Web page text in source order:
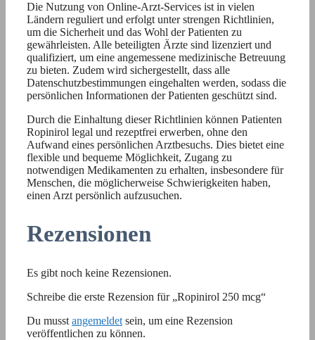
Die Nutzung von Online-Arzt-Services ist in vielen
Ländern reguliert und erfolgt unter strengen Richtlinien,
um die Sicherheit und das Wohl der Patienten zu
gewährleisten. Alle beteiligten Ärzte sind lizenziert und
qualifiziert, um eine angemessene medizinische Betreuung
zu bieten. Zudem wird sichergestellt, dass alle
Datenschutzbestimmungen eingehalten werden, sodass die
persönlichen Informationen der Patienten geschützt sind.
Durch die Einhaltung dieser Richtlinien können Patienten
Ropinirol legal und rezeptfrei erwerben, ohne den
Aufwand eines persönlichen Arztbesuchs. Dies bietet eine
flexible und bequeme Möglichkeit, Zugang zu
notwendigen Medikamenten zu erhalten, insbesondere für
Menschen, die möglicherweise Schwierigkeiten haben,
einen Arzt persönlich aufzusuchen.
Rezensionen
Es gibt noch keine Rezensionen.
Schreibe die erste Rezension für „Ropinirol 250 mcg“
Du musst angemeldet sein, um eine Rezension
veröffentlichen zu können.